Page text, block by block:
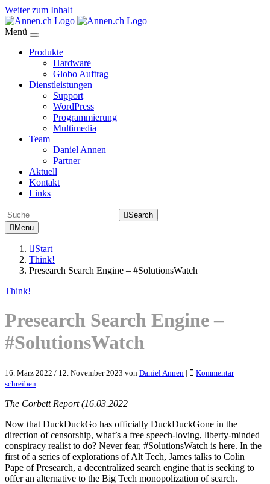
Weiter zum Inhalt
Menü
Produkte
Hardware
Globo Auftrag
Dienstleistungen
Support
WordPress
Programmierung
Multimedia
Team
Daniel Annen
Partner
Aktuell
Kontakt
Links
Search
Menu
Start
Think!
Presearch Search Engine – #SolutionsWatch
Think!
Presearch Search Engine –
#SolutionsWatch
16. März 2022 / 12. November 2023 von Daniel Annen |
Kommentar
schreiben
The Corbett Report (16.03.2022
Now that DuckDuckGo has officially DuckDuckGone in the
direction of censorship, what’s a free speech-loving, liberty-minded
conspiracy realist to do? Never fear, #SolutionsWatch is here. In the
first of a series of explorations of Alt Tech, James talks to Colin
Pape of Presearch, a decentralized search engine that is seeking to
offer an alternative to the Big Tech monopolization of search.